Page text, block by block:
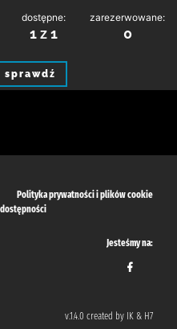
dostępne:
1 z 1
zarezerwowane:
0
sprawdź
Polityka prywatności i plików cookie
Jesteśmy na:
v.1.4.0 created by IK & H7